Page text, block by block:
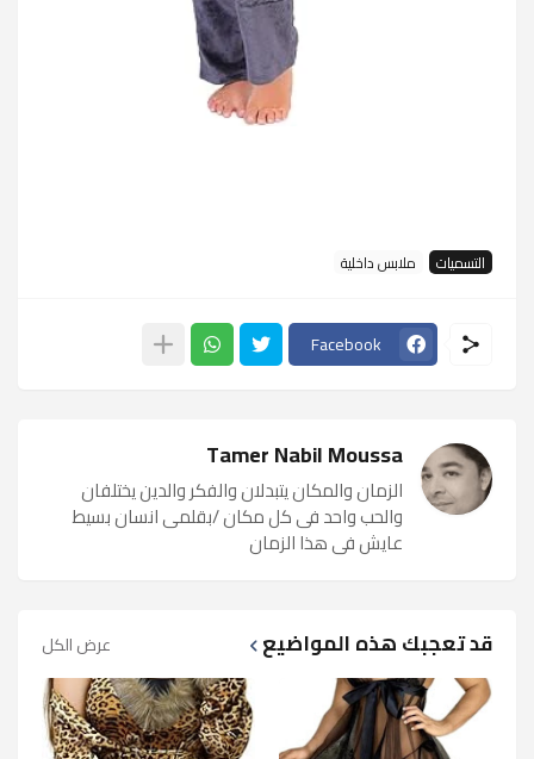
التسميات ملابس داخلية
Facebook
Tamer Nabil Moussa
الزمان والمكان يتبدلان والفكر والدين يختلفان
والحب واحد فى كل مكان /بقلمى انسان بسيط
عايش فى هذا الزمان
قد تعجبك هذه المواضيع عرض الكل